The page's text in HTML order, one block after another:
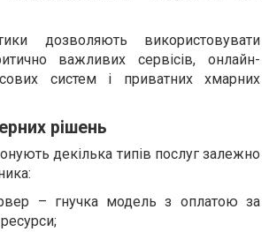
дозволяють використовувати
важливих сервісів, онлайн-
систем і приватних хмарних
рішень
декілька типів послуг залежно
– гнучка модель з оплатою за